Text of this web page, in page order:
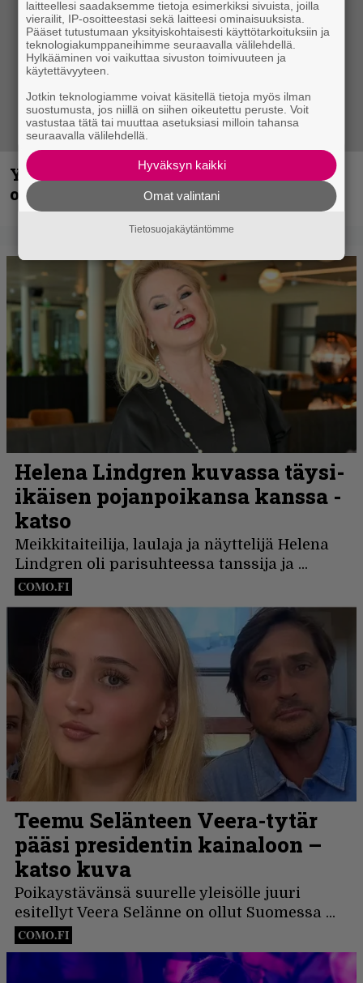
Yngwie Malmsteen iskee jälleen – Now
or Never -single tulevalta levyltä julki
laitteellesi saadaksemme tietoja esimerkiksi sivuista, joilla
vierailit, IP-osoitteestasi sekä laitteesi ominaisuuksista.
Pääset tutustumaan yksityiskohtaisesti käyttötarkoituksiin ja
teknologiakumppaneihimme seuraavalla välilehdellä.
Hylkääminen voi vaikuttaa sivuston toimivuuteen ja
käytettävyyteen.
Jotkin teknologiamme voivat käsitellä tietoja myös ilman
suostumusta, jos niillä on siihen oikeutettu peruste. Voit
vastustaa tätä tai muuttaa asetuksiasi milloin tahansa
seuraavalla välilehdellä.
Hyväksyn kaikki
Omat valintani
Tietosuojakäytäntömme